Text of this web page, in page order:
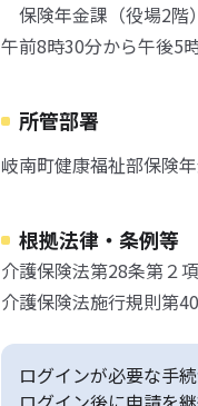
保険年金課（役場2階）
午前8時30分から午後5
所管部署
岐南町健康福祉部保険
根拠法律・条例等
介護保険法第28条第２
介護保険法施行規則第
ログインが必要な手